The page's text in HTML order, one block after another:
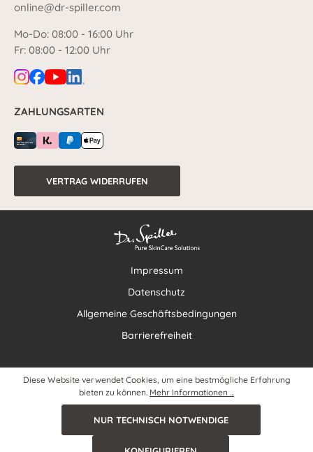
online@dr-spiller.com
Mo-Do: 08:00 - 16:00 Uhr
Fr: 08:00 - 12:00 Uhr
ZAHLUNGSARTEN
VERTRAG WIDERRUFEN
Impressum
Datenschutz
Allgemeine Geschäftsbedingungen
Barrierefreiheit
Diese Website verwendet Cookies, um eine bestmögliche Erfahrung
bieten zu können. Mehr Informationen ...
NUR TECHNISCH NOTWENDIGE